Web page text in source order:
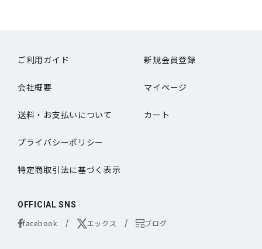
ご利用ガイド 新規会員登録
会社概要 マイページ
送料・お支払いについて カート
プライバシーポリシー
特定商取引法に基づく表示
OFFICIAL SNS
facebook エックス ブログ